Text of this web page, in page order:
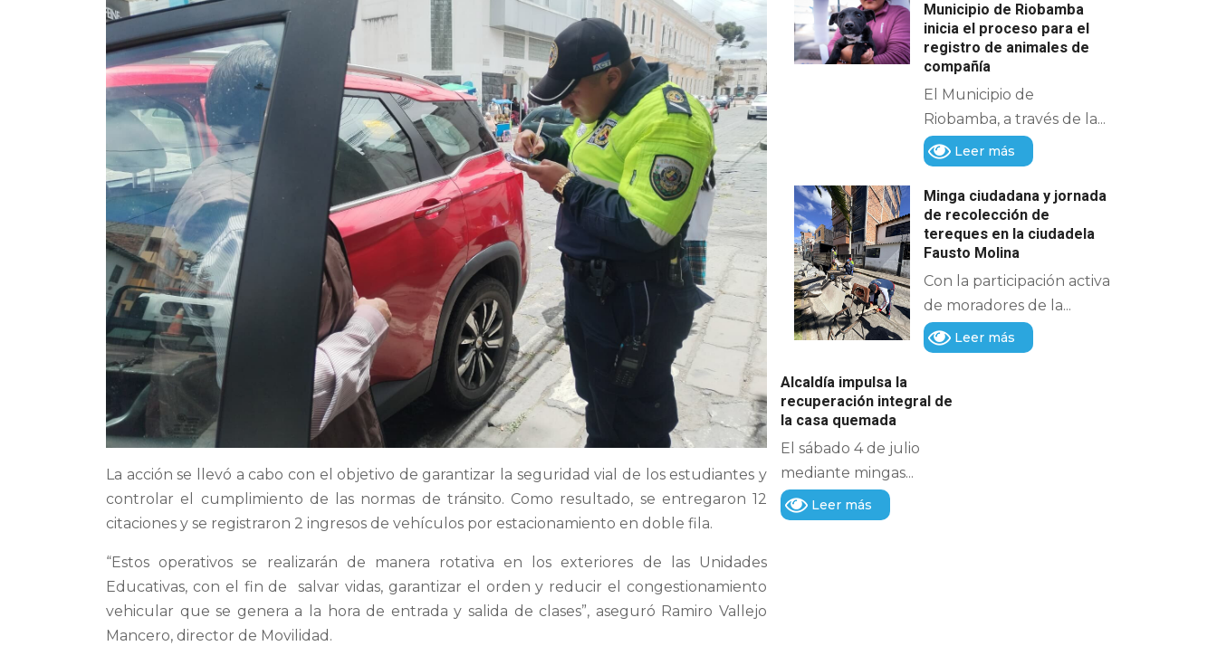
La acción se llevó a cabo con el objetivo de garantizar la seguridad vial de los estudiantes y
controlar el cumplimiento de las normas de tránsito. Como resultado, se entregaron 12
citaciones y se registraron 2 ingresos de vehículos por estacionamiento en doble fila.
“Estos operativos se realizarán de manera rotativa en los exteriores de las Unidades
Educativas, con el fin de salvar vidas, garantizar el orden y reducir el congestionamiento
vehicular que se genera a la hora de entrada y salida de clases”, aseguró Ramiro Vallejo
Mancero, director de Movilidad.
Municipio de Riobamba
inicia el proceso para el
registro de animales de
compañía
El Municipio de
Riobamba, a través de la...
Leer más
Minga ciudadana y jornada
de recolección de
tereques en la ciudadela
Fausto Molina
Con la participación activa
de moradores de la...
Leer más
Alcaldía impulsa la
recuperación integral de
la casa quemada
El sábado 4 de julio
mediante mingas...
Leer más